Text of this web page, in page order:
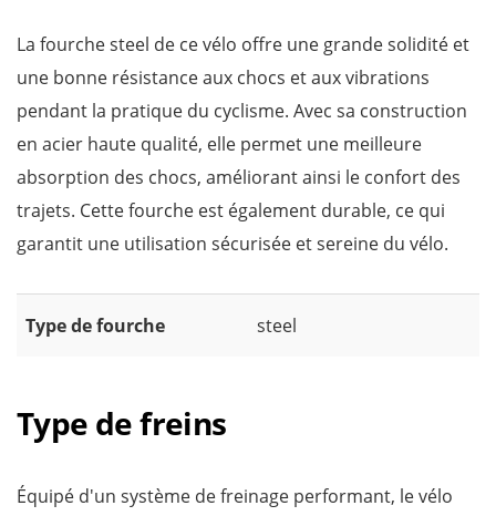
La fourche steel de ce vélo offre une grande solidité et
une bonne résistance aux chocs et aux vibrations
pendant la pratique du cyclisme. Avec sa construction
en acier haute qualité, elle permet une meilleure
absorption des chocs, améliorant ainsi le confort des
trajets. Cette fourche est également durable, ce qui
garantit une utilisation sécurisée et sereine du vélo.
Type de fourche steel
Type de freins
Équipé d'un système de freinage performant, le vélo